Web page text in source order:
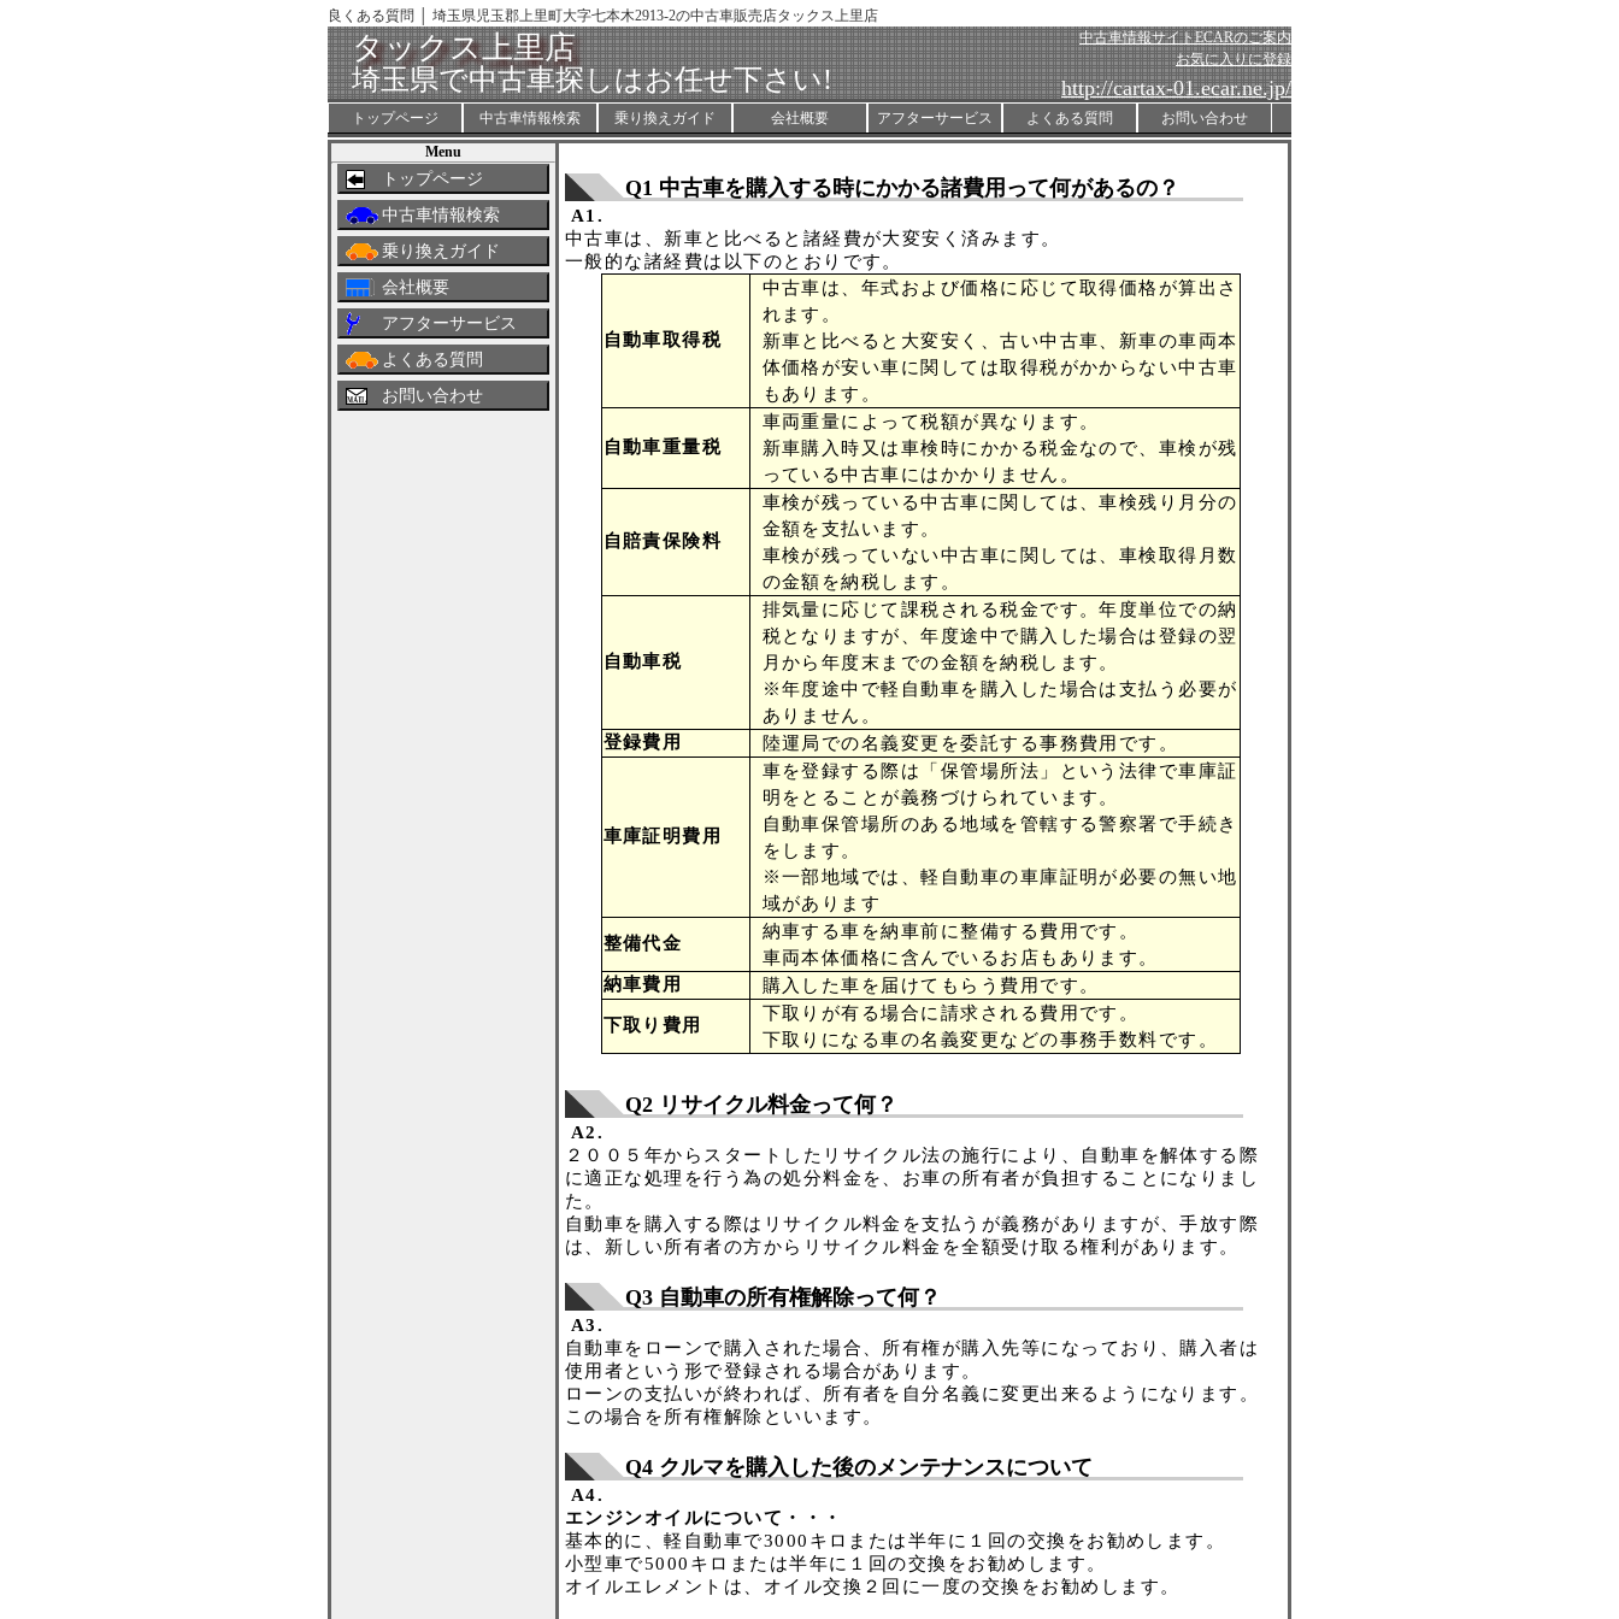
良くある質問 │ 埼玉県児玉郡上里町大字七本木2913-2の中古車販売店タックス上里店
タックス上里店
埼玉県で中古車探しはお任せ下さい!
中古車情報サイトECARのご案内
お気に入りに登録
http://cartax-01.ecar.ne.jp/
トップページ 中古車情報検索 乗り換えガイド 会社概要 アフターサービス よくある質問
お問い合わせ
Menu
トップページ
中古車情報検索
乗り換えガイド
会社概要
アフターサービス
よくある質問
お問い合わせ
Q1 中古車を購入する時にかかる諸費用って何があるの？
A1.
中古車は、新車と比べると諸経費が大変安く済みます。
一般的な諸経費は以下のとおりです。
自動車取得税
中古車は、年式および価格に応じて取得価格が算出さ
れます。
新車と比べると大変安く、古い中古車、新車の車両本
体価格が安い車に関しては取得税がかからない中古車
もあります。
自動車重量税
車両重量によって税額が異なります。
新車購入時又は車検時にかかる税金なので、車検が残
っている中古車にはかかりません。
自賠責保険料
車検が残っている中古車に関しては、車検残り月分の
金額を支払います。
車検が残っていない中古車に関しては、車検取得月数
の金額を納税します。
自動車税
排気量に応じて課税される税金です。年度単位での納
税となりますが、年度途中で購入した場合は登録の翌
月から年度末までの金額を納税します。
※年度途中で軽自動車を購入した場合は支払う必要が
ありません。
登録費用
陸運局での名義変更を委託する事務費用です。
車庫証明費用
車を登録する際は「保管場所法」という法律で車庫証
明をとることが義務づけられています。
自動車保管場所のある地域を管轄する警察署で手続き
をします。
※一部地域では、軽自動車の車庫証明が必要の無い地
域があります
整備代金
納車する車を納車前に整備する費用です。
車両本体価格に含んでいるお店もあります。
納車費用
購入した車を届けてもらう費用です。
下取り費用
下取りが有る場合に請求される費用です。
下取りになる車の名義変更などの事務手数料です。
Q2 リサイクル料金って何？
A2.
２００５年からスタートしたリサイクル法の施行により、自動車を解体する際
に適正な処理を行う為の処分料金を、お車の所有者が負担することになりまし
た。
自動車を購入する際はリサイクル料金を支払うが義務がありますが、手放す際
は、新しい所有者の方からリサイクル料金を全額受け取る権利があります。
Q3 自動車の所有権解除って何？
A3.
自動車をローンで購入された場合、所有権が購入先等になっており、購入者は
使用者という形で登録される場合があります。
ローンの支払いが終われば、所有者を自分名義に変更出来るようになります。
この場合を所有権解除といいます。
Q4 クルマを購入した後のメンテナンスについて
A4.
エンジンオイルについて・・・
基本的に、軽自動車で3000キロまたは半年に１回の交換をお勧めします。
小型車で5000キロまたは半年に１回の交換をお勧めします。
オイルエレメントは、オイル交換２回に一度の交換をお勧めします。